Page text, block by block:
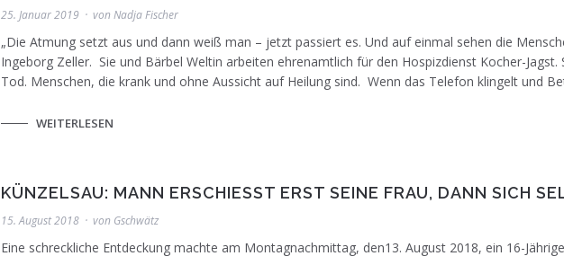
25. Januar 2019 von Nadja Fischer
„Die Atmung setzt aus und dann weiß man – jetzt passiert es. Und auf einmal sehen die
Ingeborg Zeller. Sie und Bärbel Weltin arbeiten ehrenamtlich für den Hospizdienst Kocher-Jagst.
Tod. Menschen, die krank und ohne Aussicht auf Heilung sind. Wenn das Telefon klingelt und
WEITERLESEN
KÜNZELSAU: MANN ERSCHIESST ERST SEINE FRAU, DANN SICH
15. August 2018 von Gschwätz
Eine schreckliche Entdeckung machte am Montagnachmittag, den13. August 2018, ein 16-